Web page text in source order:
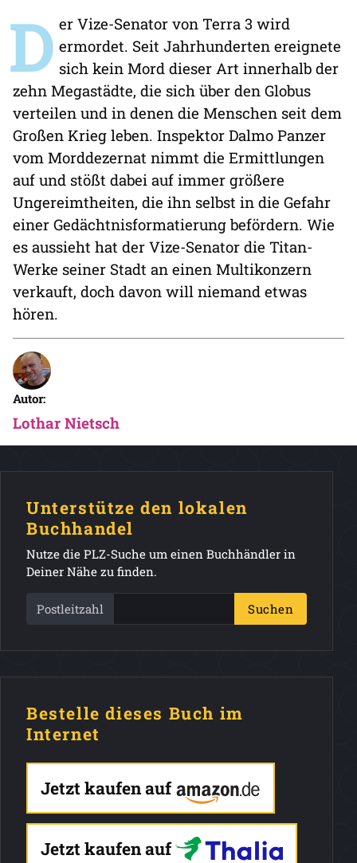
D er Vize-Senator von Terra 3 wird
ermordet. Seit Jahrhunderten ereignete
sich kein Mord dieser Art innerhalb der
zehn Megastädte, die sich über den Globus
verteilen und in denen die Menschen seit dem
Großen Krieg leben. Inspektor Dalmo Panzer
vom Morddezernat nimmt die Ermittlungen
auf und stößt dabei auf immer größere
Ungereimtheiten, die ihn selbst in die Gefahr
einer Gedächtnisformatierung befördern. Wie
es aussieht hat der Vize-Senator die Titan-
Werke seiner Stadt an einen Multikonzern
verkauft, doch davon will niemand etwas
hören.
Autor:
Lothar Nietsch
Unterstütze den lokalen
Buchhandel
Nutze die PLZ-Suche um einen Buchhändler in
Deiner Nähe zu finden.
Postleitzahl Suchen
Bestelle dieses Buch im
Internet
Jetzt kaufen auf
Jetzt kaufen auf